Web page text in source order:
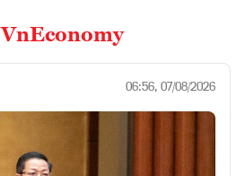
VnEconomy
06:56, 07/08/2026